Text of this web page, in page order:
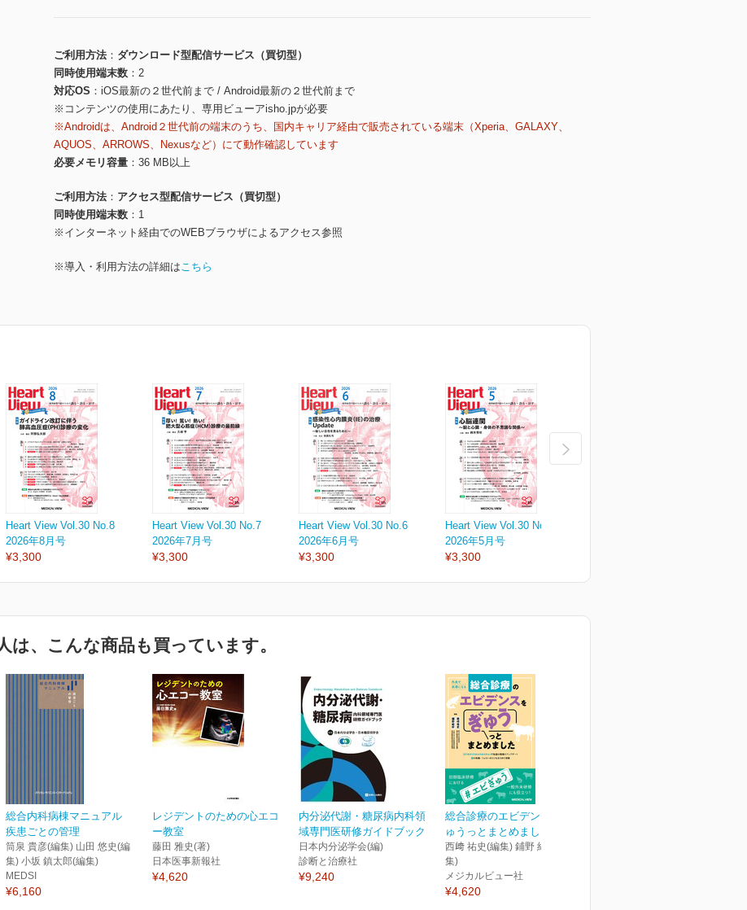
ご利用方法
ダウンロード型配信サービス（買切型）
同時使用端末数
2
対応OS
iOS最新の２世代前まで / Android最新の２世代前まで
※コンテンツの使用にあたり、専用ビューアisho.jpが必要
※Androidは、Android２世代前の端末のうち、国内キャリア経由で販売されている端末（Xperia、GALAXY、
AQUOS、ARROWS、Nexusなど）にて動作確認しています
必要メモリ容量
36 MB以上
ご利用方法
アクセス型配信サービス（買切型）
同時使用端末数
1
※インターネット経由でのWEBブラウザによるアクセス参照
※導入・利用方法の詳細はこちら
Heart View Vol.30 No.8
2026年8月号
¥3,300
Heart View Vol.30 No.7
2026年7月号
¥3,300
Heart View Vol.30 No.6
2026年6月号
¥3,300
Heart View Vol.30 No.5
2026年5月号
¥3,300
は、こんな商品も買っています。
総合内科病棟マニュアル
疾患ごとの管理
筒泉 貴彦(編集) 山田 悠史(編
集) 小坂 鎮太郎(編集)
MEDSI
¥6,160
レジデントのための心エコ
ー教室
藤田 雅史(著)
日本医事新報社
¥4,620
内分泌代謝・糖尿病内科領
域専門医研修ガイドブック
日本内分泌学会(編)
診断と治療社
¥9,240
総合診療のエビデンスをぎ
ゅうっとまとめました
西﨑 祐史(編集) 鋪野 紀好(編
集)
メジカルビュー社
¥4,620